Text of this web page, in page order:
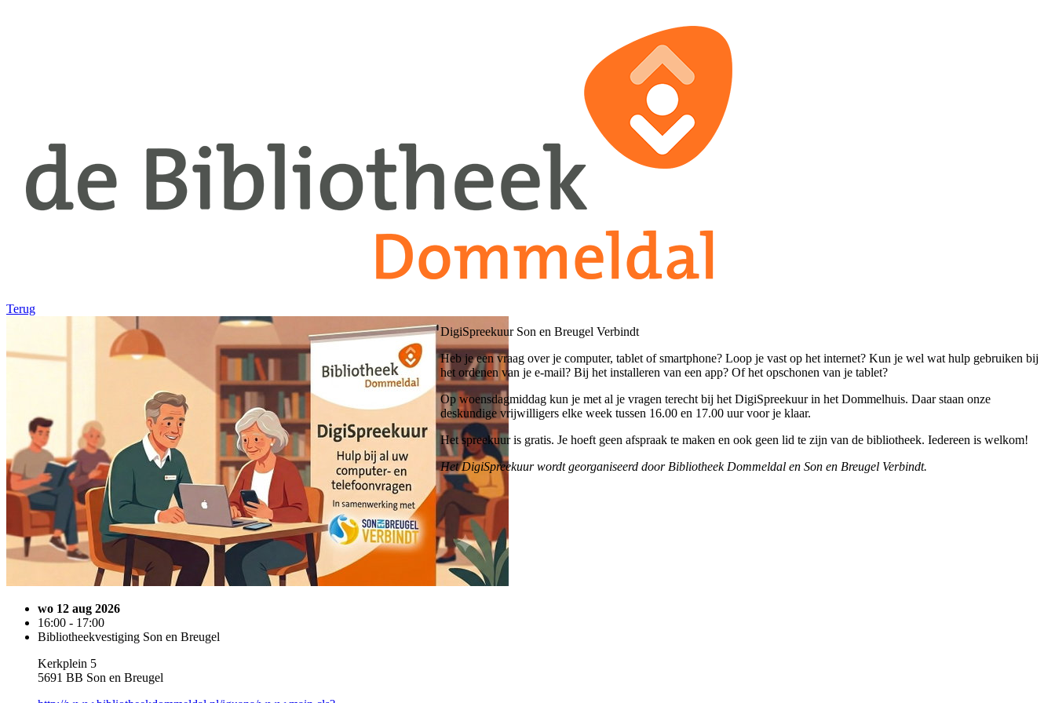
Terug
wo 12 aug 2026
16:00 - 17:00
Bibliotheekvestiging Son en Breugel
Kerkplein 5
5691 BB Son en Breugel
DigiSpreekuur Son en Breugel Verbindt
Heb je een vraag over je computer, tablet of smartphone? Loop je vast op het internet? Kun je wel wat hulp gebruiken bij
het ordenen van je e-mail? Bij het installeren van een app? Of het opschonen van je tablet?
Op woensdagmiddag kun je met al je vragen terecht bij het DigiSpreekuur in het Dommelhuis. Daar staan onze
deskundige vrijwilligers elke week tussen 16.00 en 17.00 uur voor je klaar.
Het spreekuur is gratis. Je hoeft geen afspraak te maken en ook geen lid te zijn van de bibliotheek. Iedereen is welkom!
Het DigiSpreekuur wordt georganiseerd door Bibliotheek Dommeldal en Son en Breugel Verbindt.